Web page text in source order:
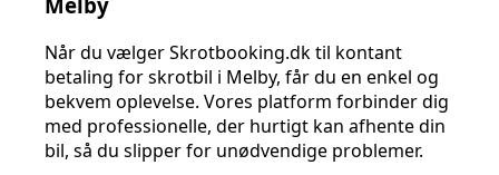
Når du vælger Skrotbooking.dk til kontant
betaling for skrotbil i Melby, får du en enkel og
bekvem oplevelse. Vores platform forbinder dig
med professionelle, der hurtigt kan afhente din
bil, så du slipper for unødvendige problemer.